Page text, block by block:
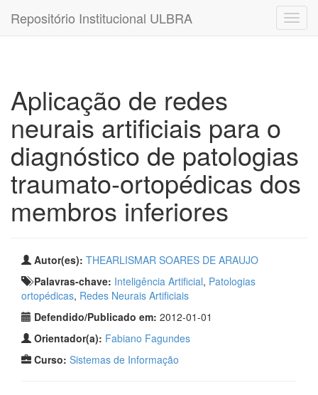
Repositório Institucional ULBRA
Aplicação de redes
neurais artificiais para o
diagnóstico de patologias
traumato-ortopédicas dos
membros inferiores
Autor(es): THEARLISMAR SOARES DE ARAUJO
Palavras-chave: Inteligência Artificial, Patologias
ortopédicas, Redes Neurais Artificiais
Defendido/Publicado em: 2012-01-01
Orientador(a): Fabiano Fagundes
Curso: Sistemas de Informação